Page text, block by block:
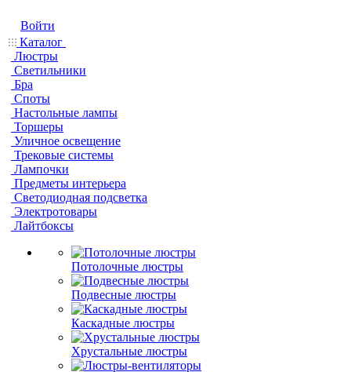
Войти
Каталог
Люстры
Светильники
Бра
Споты
Настольные лампы
Торшеры
Уличное освещение
Трековые системы
Лампочки
Предметы интерьера
Светодиодная подсветка
Электротовары
Лайтбоксы
Потолочные люстры
Подвесные люстры
Каскадные люстры
Хрустальные люстры